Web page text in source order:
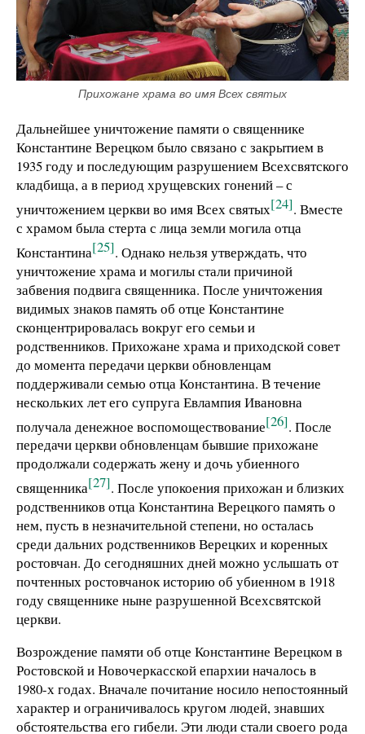
Прихожане храма во имя Всех святых
Дальнейшее уничтожение памяти о священнике
Константине Верецком было связано с закрытием в
1935 году и последующим разрушением Всехсвятского
кладбища, а в период хрущевских гонений – с
уничтожением церкви во имя Всех святых[24]. Вместе
с храмом была стерта с лица земли могила отца
Константина[25]. Однако нельзя утверждать, что
уничтожение храма и могилы стали причиной
забвения подвига священника. После уничтожения
видимых знаков память об отце Константине
сконцентрировалась вокруг его семьи и
родственников. Прихожане храма и приходской совет
до момента передачи церкви обновленцам
поддерживали семью отца Константина. В течение
нескольких лет его супруга Евлампия Ивановна
получала денежное воспомоществование[26]. После
передачи церкви обновленцам бывшие прихожане
продолжали содержать жену и дочь убиенного
священника[27]. После упокоения прихожан и близких
родственников отца Константина Верецкого память о
нем, пусть в незначительной степени, но осталась
среди дальних родственников Верецких и коренных
ростовчан. До сегодняшних дней можно услышать от
почтенных ростовчанок историю об убиенном в 1918
году священнике ныне разрушенной Всехсвятской
церкви.
Возрождение памяти об отце Константине Верецком в
Ростовской и Новочеркасской епархии началось в
1980-х годах. Вначале почитание носило непостоянный
характер и ограничивалось кругом людей, знавших
обстоятельства его гибели. Эти люди стали своего рода